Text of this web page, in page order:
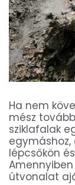
Ha nem
mész
sziklafalak
lépcsőkön
útvonalat